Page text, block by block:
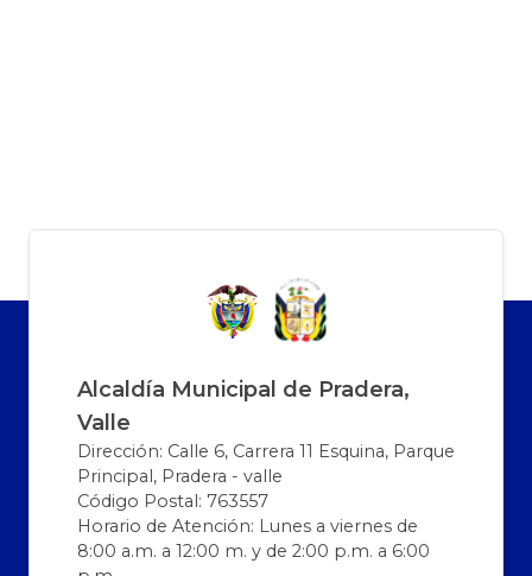
Alcaldía Municipal de Pradera,
Valle
Dirección: Calle 6, Carrera 11 Esquina, Parque
Principal, Pradera - valle
Código Postal: 763557
Horario de Atención: Lunes a viernes de
8:00 a.m. a 12:00 m. y de 2:00 p.m. a 6:00